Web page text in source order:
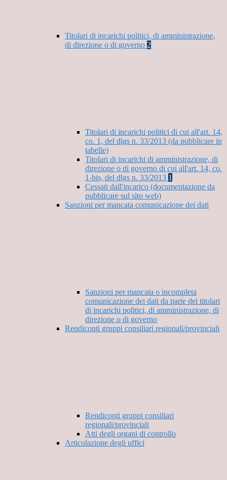
Titolari di incarichi politici, di amministrazione,
di direzione o di governo 2
Titolari di incarichi politici di cui all'art. 14,
co. 1, del dlgs n. 33/2013 (da pubblicare in
tabelle)
Titolari di incarichi di amministrazione, di
direzione o di governo di cui all'art. 14, co.
1-bis, del dlgs n. 33/2013 1
Cessati dall'incarico (documentazione da
pubblicare sul sito web)
Sanzioni per mancata comunicazione dei dati
Sanzioni per mancata o incompleta
comunicazione dei dati da parte dei titolari
di incarichi politici, di amministrazione, di
direzione o di governo
Rendiconti gruppi consiliari regionali/provinciali
Rendiconti gruppi consiliari
regionali/provinciali
Atti degli organi di controllo
Articolazione degli uffici